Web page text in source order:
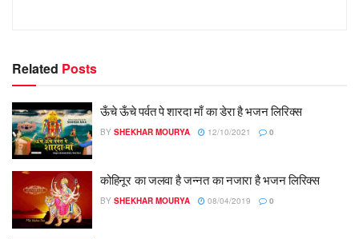
Related Posts
ऊँचे ऊँचे पर्वत पे शारदा माँ का डेरा है भजन लिरिक्स
BY SHEKHAR MOURYA 12/10/2021 0
कोहिनूर का जलवा है जन्नत का नजारा है भजन लिरिक्स
BY SHEKHAR MOURYA 08/04/2019 0